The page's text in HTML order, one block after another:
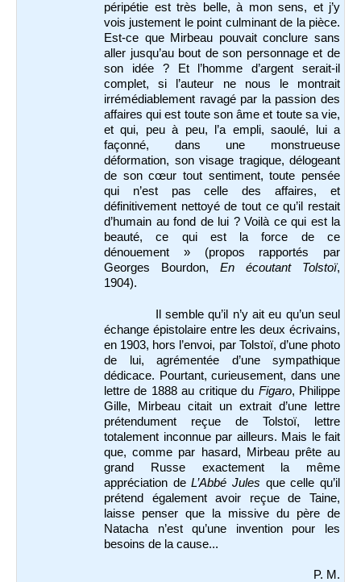
péripétie est très belle, à mon sens, et j’y
vois justement le point culminant de la pièce.
Est-ce que Mirbeau pouvait conclure sans
aller jusqu’au bout de son personnage et de
son idée ? Et l’homme d’argent serait-il
complet, si l’auteur ne nous le montrait
irrémédiablement ravagé par la passion des
affaires qui est toute son âme et toute sa vie,
et qui, peu à peu, l’a empli, saoulé, lui a
façonné, dans une monstrueuse
déformation, son visage tragique, délogeant
de son cœur tout sentiment, toute pensée
qui n’est pas celle des affaires, et
définitivement nettoyé de tout ce qu’il restait
d’humain au fond de lui ? Voilà ce qui est la
beauté, ce qui est la force de ce
dénouement » (propos rapportés par
Georges Bourdon, En écoutant Tolstoï,
1904).
Il semble qu’il n’y ait eu qu’un seul
échange épistolaire entre les deux écrivains,
en 1903, hors l’envoi, par Tolstoï, d’une photo
de lui, agrémentée d’une sympathique
dédicace. Pourtant, curieusement, dans une
lettre de 1888 au critique du Figaro, Philippe
Gille, Mirbeau citait un extrait d’une lettre
prétendument reçue de Tolstoï, lettre
totalement inconnue par ailleurs. Mais le fait
que, comme par hasard, Mirbeau prête au
grand Russe exactement la même
appréciation deL’Abbé Jules que celle qu’il
prétend également avoir reçue de Taine,
laisse penser que la missive du père de
Natacha n’est qu’une invention pour les
besoins de la cause...
P. M.